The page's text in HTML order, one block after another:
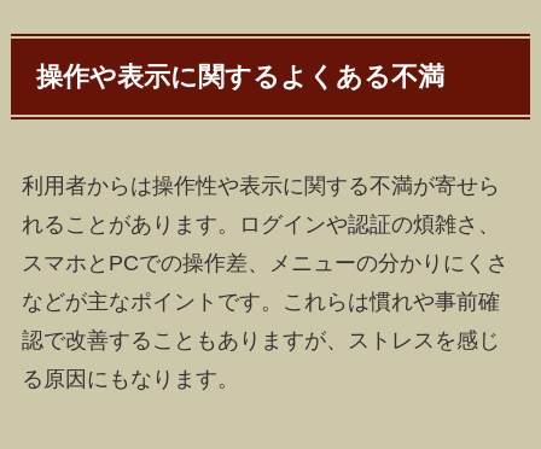
操作や表示に関するよくある不満
利用者からは操作性や表示に関する不満が寄せら
れることがあります。ログインや認証の煩雑さ、
スマホとPCでの操作差、メニューの分かりにくさ
などが主なポイントです。これらは慣れや事前確
認で改善することもありますが、ストレスを感じ
る原因にもなります。